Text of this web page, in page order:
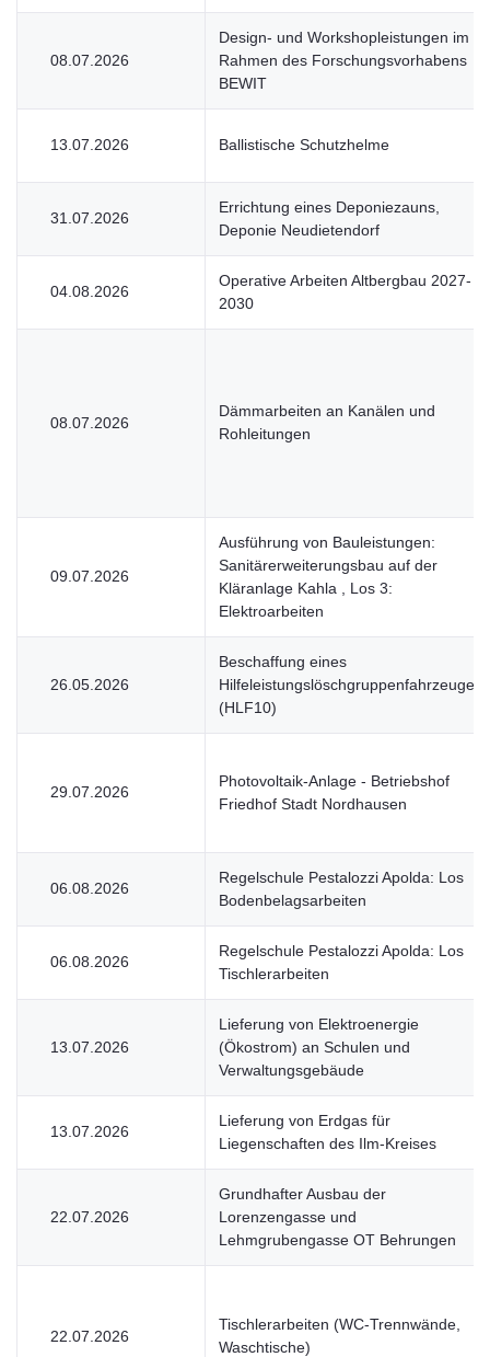
08.07.2026
Design- und Workshopleistungen im
Rahmen des Forschungsvorhabens
BEWIT
13.07.2026 Ballistische Schutzhelme
31.07.2026
Errichtung eines Deponiezauns,
Deponie Neudietendorf
04.08.2026
Operative Arbeiten Altbergbau 2027-
2030
08.07.2026
Dämmarbeiten an Kanälen und
Rohleitungen
09.07.2026
Ausführung von Bauleistungen:
Sanitärerweiterungsbau auf der
Kläranlage Kahla , Los 3:
Elektroarbeiten
26.05.2026
Beschaffung eines
Hilfeleistungslöschgruppenfahrzeuges
(HLF10)
29.07.2026
Photovoltaik-Anlage - Betriebshof
Friedhof Stadt Nordhausen
06.08.2026
Regelschule Pestalozzi Apolda: Los
Bodenbelagsarbeiten
06.08.2026
Regelschule Pestalozzi Apolda: Los
Tischlerarbeiten
13.07.2026
Lieferung von Elektroenergie
(Ökostrom) an Schulen und
Verwaltungsgebäude
13.07.2026
Lieferung von Erdgas für
Liegenschaften des Ilm-Kreises
22.07.2026
Grundhafter Ausbau der
Lorenzengasse und
Lehmgrubengasse OT Behrungen
22.07.2026
Tischlerarbeiten (WC-Trennwände,
Waschtische)